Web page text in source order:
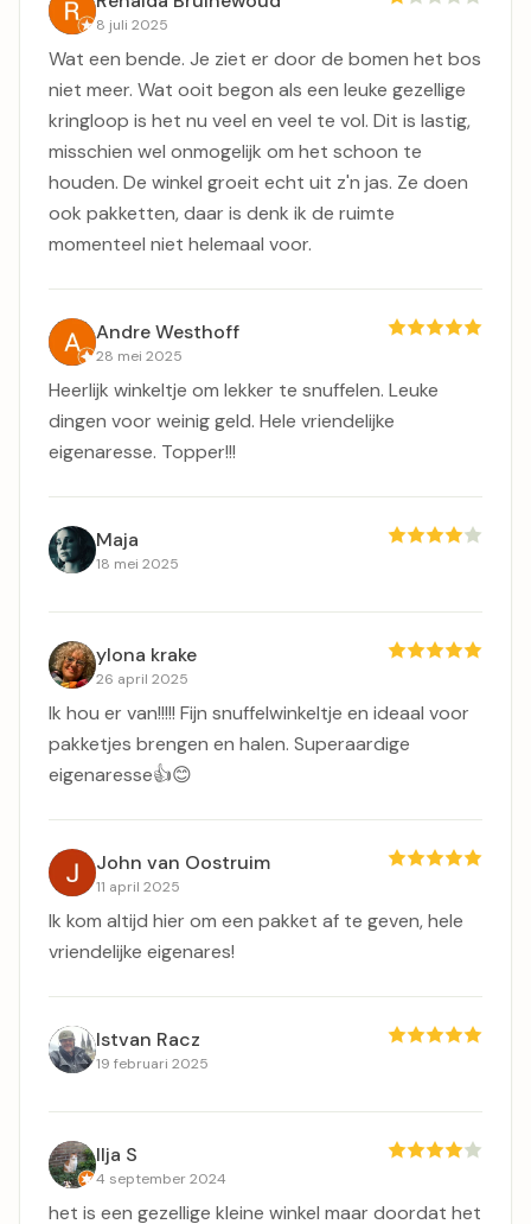
8 juli 2025
Wat een bende. Je ziet er door de bomen het bos
niet meer. Wat ooit begon als een leuke gezellige
kringloop is het nu veel en veel te vol. Dit is lastig,
misschien wel onmogelijk om het schoon te
houden. De winkel groeit echt uit z'n jas. Ze doen
ook pakketten, daar is denk ik de ruimte
momenteel niet helemaal voor.
Andre Westhoff
28 mei 2025
Heerlijk winkeltje om lekker te snuffelen. Leuke
dingen voor weinig geld. Hele vriendelijke
eigenaresse. Topper!!!
Maja
18 mei 2025
ylona krake
26 april 2025
Ik hou er van!!!!! Fijn snuffelwinkeltje en ideaal voor
pakketjes brengen en halen. Superaardige
eigenaresse👍😊
John van Oostruim
11 april 2025
Ik kom altijd hier om een pakket af te geven, hele
vriendelijke eigenares!
Istvan Racz
19 februari 2025
llja S
4 september 2024
het is een gezellige kleine winkel maar doordat het